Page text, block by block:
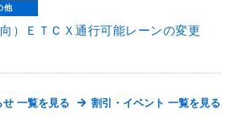
他
）ＥＴＣＸ通行可能レーンの変更
割引・イベント 一覧を見る
せ 一覧を見る